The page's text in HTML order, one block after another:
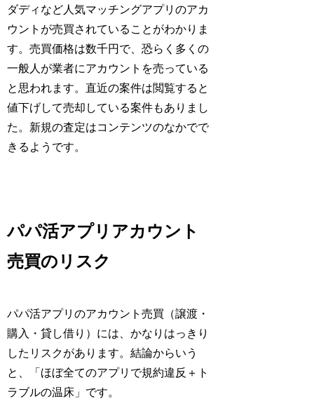
ダディなど人気マッチングアプリのアカ
ウントが売買されていることがわかりま
す。売買価格は数千円で、恐らく多くの
一般人が業者にアカウントを売っている
と思われます。直近の案件は閲覧すると
値下げして売却している案件もありまし
た。新規の査定はコンテンツのなかでで
きるようです。
パパ活アプリアカウント
売買のリスク
パパ活アプリのアカウント売買（譲渡・
購入・貸し借り）には、かなりはっきり
したリスクがあります。結論からいう
と、「ほぼ全てのアプリで規約違反＋ト
ラブルの温床」です。